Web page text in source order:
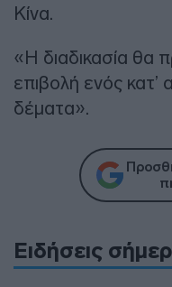
Κίνα.
«Η διαδικασία θα
επιβολή ενός
δέματα».
Ειδήσεις